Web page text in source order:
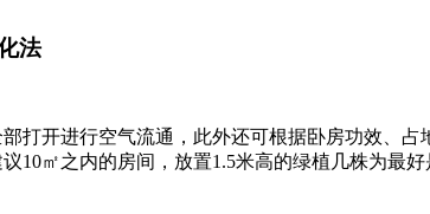
法
开进行空气流通，此外还可根据卧房功效、占
10㎡之内的房间，放置1.5米高的绿植几株为最好